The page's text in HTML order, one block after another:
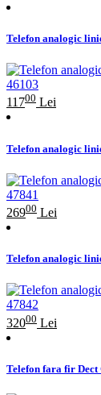
Telefon analogic
11700 Lei
Telefon analogic
26900 Lei
Telefon analogic
32000 Lei
Telefon fara fir Dect